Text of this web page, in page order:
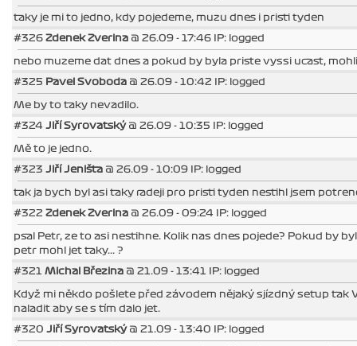
taky je mi to jedno, kdy pojedeme, muzu dnes i pristi tyden
#326 Zdenek Zverina @ 26.09 - 17:46 IP: logged
nebo muzeme dat dnes a pokud by byla priste vyssi ucast,
#325 Pavel Svoboda @ 26.09 - 10:42 IP: logged
Me by to taky nevadilo.
#324 Jiří Syrovatský@ 26.09 - 10:35 IP: logged
Mě to je jedno.
#323 Jiří Jeništa @ 26.09 - 10:09 IP: logged
tak ja bych byl asi taky radeji pro pristi tyden nestihl jsem
#322 Zdenek Zverina @ 26.09 - 09:24 IP: logged
psal Petr, ze to asi nestihne. Kolik nas dnes pojede? Pokud by
petr mohl jet taky... ?
#321 Michal Březina @ 21.09 - 13:41 IP: logged
Když mi někdo pošlete před závodem nějaký sjízdný setup tak
naladit aby se s tím dalo jet.
#320 Jiří Syrovatský@ 21.09 - 13:40 IP: logged